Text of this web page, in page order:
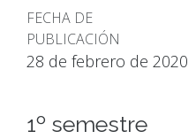
FECHA DE
PUBLICACIÓN
28 de febrero de 2020
1º semestre